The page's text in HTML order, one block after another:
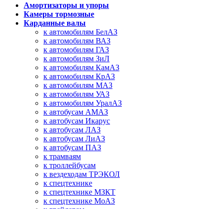
Амортизаторы и упоры
Камеры тормозные
Карданные валы
к автомобилям БелАЗ
к автомобилям ВАЗ
к автомобилям ГАЗ
к автомобилям ЗиЛ
к автомобилям КамАЗ
к автомобилям КрАЗ
к автомобилям МАЗ
к автомобилям УАЗ
к автомобилям УралАЗ
к автобусам АМАЗ
к автобусам Икарус
к автобусам ЛАЗ
к автобусам ЛиАЗ
к автобусам ПАЗ
к трамваям
к троллейбусам
к вездеходам ТРЭКОЛ
к спецтехнике
к спецтехнике МЗКТ
к спецтехнике МоАЗ